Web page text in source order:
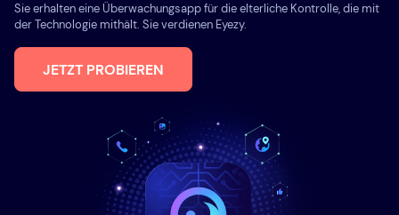
Blog
Sie erhalten eine Überwachungsapp für die elterliche Kontrolle, die mit
der Technologie mithält. Sie verdienen Eyezy.
JETZT PROBIEREN